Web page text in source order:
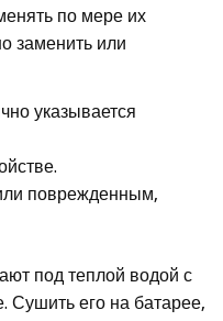
по мере их
заменить или
указывается
поврежденным,
под теплой водой с
Сушить его на батарее,